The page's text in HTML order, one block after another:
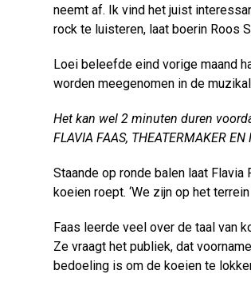
neemt af. Ik vind het juist
rock te luisteren, laat boerin Roos
Loei beleefde eind vorige maand
worden meegenomen in de
Het kan wel 2 minuten duren
FLAVIA FAAS, THEATERMAKER
Staande op ronde balen laat
koeien roept. ‘We zijn op het
Faas leerde veel over de taal van
Ze vraagt het publiek, dat
bedoeling is om de koeien te